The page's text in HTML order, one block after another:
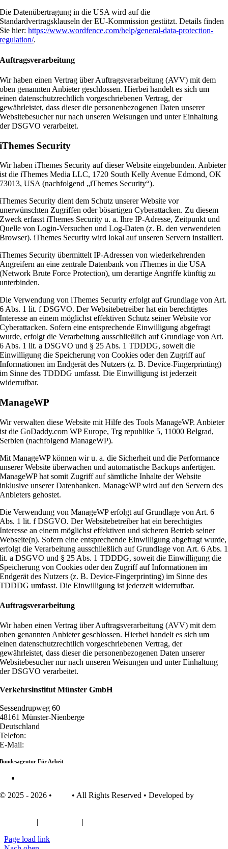
Die Datenübertragung in die USA wird auf die
Standardvertragsklauseln der EU-Kommission gestützt. Details finden
Sie hier:https://www.wordfence.com/help/general-data-protection-
regulation/.
Auftragsverarbeitung
Wir haben einen Vertrag über Auftragsverarbeitung (AVV) mit dem
oben genannten Anbieter geschlossen. Hierbei handelt es sich um
einen datenschutzrechtlich vorgeschriebenen Vertrag, der
gewährleistet, dass dieser die personenbezogenen Daten unserer
Websitebesucher nur nach unseren Weisungen und unter Einhaltung
der DSGVO verarbeitet.
iThemes Security
Wir haben iThemes Security auf dieser Website eingebunden. Anbieter
ist die iThemes Media LLC, 1720 South Kelly Avenue Edmond, OK
73013, USA (nachfolgend „iThemes Security“).
iThemes Security dient dem Schutz unserer Website vor
unerwünschten Zugriffen oder bösartigen Cyberattacken. Zu diesem
Zweck erfasst iThemes Security u. a. Ihre IP-Adresse, Zeitpunkt und
Quelle von Login-Versuchen und Log-Daten (z. B. den verwendeten
Browser). iThemes Security wird lokal auf unseren Servern installiert.
iThemes Security übermittelt IP-Adressen von wiederkehrenden
Angreifern an eine zentrale Datenbank von iThemes in die USA
(Network Brute Force Protection), um derartige Angriffe künftig zu
unterbinden.
Die Verwendung von iThemes Security erfolgt auf Grundlage von Art.
6 Abs. 1 lit. f DSGVO. Der Websitebetreiber hat ein berechtigtes
Interesse an einem möglichst effektiven Schutz seiner Website vor
Cyberattacken. Sofern eine entsprechende Einwilligung abgefragt
wurde, erfolgt die Verarbeitung ausschließlich auf Grundlage von Art.
6 Abs. 1 lit. a DSGVO und § 25 Abs. 1 TDDDG, soweit die
Einwilligung die Speicherung von Cookies oder den Zugriff auf
Informationen im Endgerät des Nutzers (z. B. Device-Fingerprinting)
im Sinne des TDDDG umfasst. Die Einwilligung ist jederzeit
widerrufbar.
ManageWP
Wir verwalten diese Website mit Hilfe des Tools ManageWP. Anbieter
ist die GoDaddy.com WP Europe, Trg republike 5, 11000 Belgrad,
Serbien (nachfolgend ManageWP).
Mit ManageWP können wir u. a. die Sicherheit und die Performance
unserer Website überwachen und automatische Backups anfertigen.
ManageWP hat somit Zugriff auf sämtliche Inhalte der Website
inklusive unserer Datenbanken. ManageWP wird auf den Servern des
Anbieters gehostet.
Die Verwendung von ManageWP erfolgt auf Grundlage von Art. 6
Abs. 1 lit. f DSGVO. Der Websitebetreiber hat ein berechtigtes
Interesse an einem möglichst effektiven und sicheren Betrieb seiner
Webseite(n). Sofern eine entsprechende Einwilligung abgefragt wurde,
erfolgt die Verarbeitung ausschließlich auf Grundlage von Art. 6 Abs. 1
lit. a DSGVO und § 25 Abs. 1 TDDDG, soweit die Einwilligung die
Speicherung von Cookies oder den Zugriff auf Informationen im
Endgerät des Nutzers (z. B. Device-Fingerprinting) im Sinne des
TDDDG umfasst. Die Einwilligung ist jederzeit widerrufbar.
Auftragsverarbeitung
Wir haben einen Vertrag über Auftragsverarbeitung (AVV) mit dem
oben genannten Anbieter geschlossen. Hierbei handelt es sich um
einen datenschutzrechtlich vorgeschriebenen Vertrag, der
gewährleistet, dass dieser die personenbezogenen Daten unserer
Websitebesucher nur nach unseren Weisungen und unter Einhaltung
der DSGVO verarbeitet.
Verkehrsinstitut Münster GmbH
Sessendrupweg 60
48161 Münster-Nienberge
Deutschland
Telefon:
E-Mail:
Bundesagentur Für Arbeit
© 2025 - 2026 •
• All Rights Reserved • Developed by
| |
Page load link